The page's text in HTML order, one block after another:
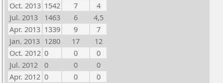
Oct. 2013 1542 7
4
Jul. 2013
1463 6
4,5
Apr. 2013 1339 9
7
Jan. 2013 1280 17
12
Oct. 2012 0 0
0
Jul. 2012
0 0
0
Apr. 2012 0 0
0